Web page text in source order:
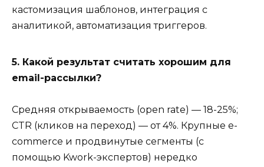
кастомизация шаблонов, интеграция с
аналитикой, автоматизация триггеров.
5. Какой результат считать хорошим для
email-рассылки?
Средняя открываемость (open rate) — 18-25%;
CTR (кликов на переход) — от 4%. Крупные e-
commerce и продвинутые сегменты (с
помощью Kwork-экспертов) нередко